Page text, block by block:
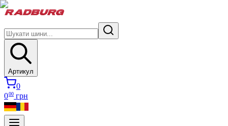
Артикул
0
000 грн